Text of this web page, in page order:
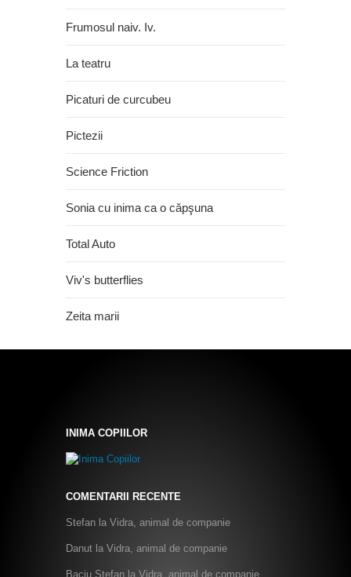
Frumosul naiv. Iv.
La teatru
Picaturi de curcubeu
Pictezii
Science Friction
Sonia cu inima ca o căpşuna
Total Auto
Viv's butterflies
Zeita marii
INIMA COPIILOR
COMENTARII RECENTE
Stefan la Vidra, animal de companie
Danut la Vidra, animal de companie
Baciu Ștefan la Vidra, animal de companie